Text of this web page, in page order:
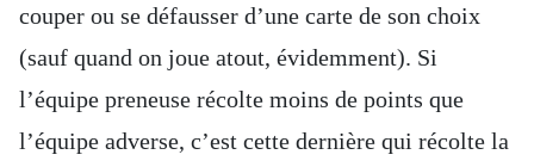
couper ou se défausser d’une carte de son choix
(sauf quand on joue atout, évidemment). Si
l’équipe preneuse récolte moins de points que
l’équipe adverse, c’est cette dernière qui récolte la